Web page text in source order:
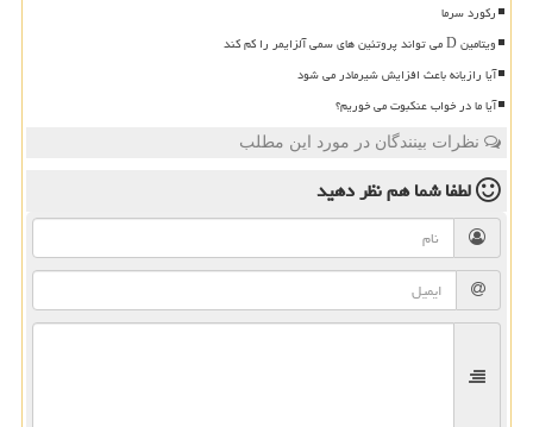
رکورد سرما
ویتامین D می تواند پروتئین های سمی آلزایمر را کم کند
آیا رازیانه باعث افزایش شیرمادر می شود
آیا ما در خواب عنکبوت می خوریم؟
نظرات بینندگان در مورد این مطلب
لطفا شما همنظر دهید